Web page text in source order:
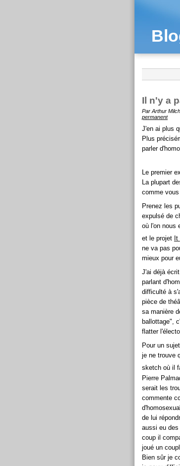
Il n'y a
Par Arthur
permanent
J'en ai plus
Plus
parler
Le premier
La plupart
comme
Prenez les
expulsé de
où l'on nous
et le projet
ne va pas
mieux pour
J'ai déjà
parlant
difficulté à
pièce de
sa manière
ballottage",
flatter
Pour un
je ne trouve
sketch où il
Pierre
serait les
commente
de lui
aussi eu
coup il
joué un
Bien sûr je